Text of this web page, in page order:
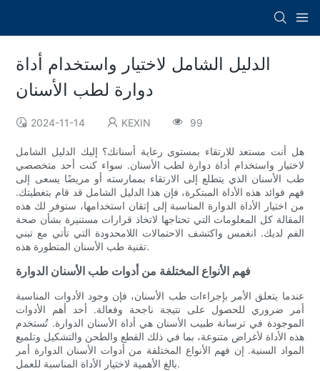
الدليل الشامل لاختيار واستخدام أداة
دوارة لطب الأسنان
2024-11-14 KEXIN 99
هل أنت مستعد للارتقاء بمستوى رعاية أسنانك؟ إليك الدليل الشامل
لاختيار واستخدام أداة دوارة لطب الأسنان. سواء كنت أحد متخصصي
طب الأسنان الذي يتطلع إلى الارتقاء بممارسته أو مريضًا يسعى إلى
فهم فوائد هذه الأداة المبتكرة، فإن هذا الدليل الشامل قد قام بتغطيتك.
من اختيار الأداة الدوارة المناسبة إلى إتقان استخدامها، ستوفر لك هذه
المقالة كل المعلومات التي تحتاجها لاتخاذ قرارات مستنيرة بشأن صحة
الفم لديك. انغمس واكتشف الاحتمالات اللامحدودة التي تأتي مع تبني
تقنية طب الأسنان المتطورة هذه.
فهم الأنواع المختلفة من أدوات طب الأسنان الدوارة
عندما يتعلق الأمر بإجراءات طب الأسنان، فإن وجود الأدوات المناسبة
أمر ضروري للحصول على نتيجة ناجحة وفعالة. أحد أهم الأدوات
الموجودة في ترسانة طبيب الأسنان هي أداة الأسنان الدوارة. تُستخدم
هذه الأداة لأغراض متنوعة، بما في ذلك القطع والطحن والتشكيل وتلميع
المواد السنية. إن فهم الأنواع المختلفة من أدوات الأسنان الدوارة أمر
بالغ الأهمية لاختيار الأداة المناسبة للعمل.